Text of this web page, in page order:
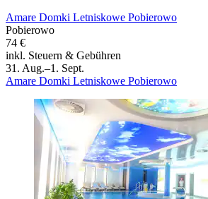
Amare Domki Letniskowe Pobierowo
Pobierowo
74 €
inkl. Steuern & Gebühren
31. Aug.–1. Sept.
Amare Domki Letniskowe Pobierowo